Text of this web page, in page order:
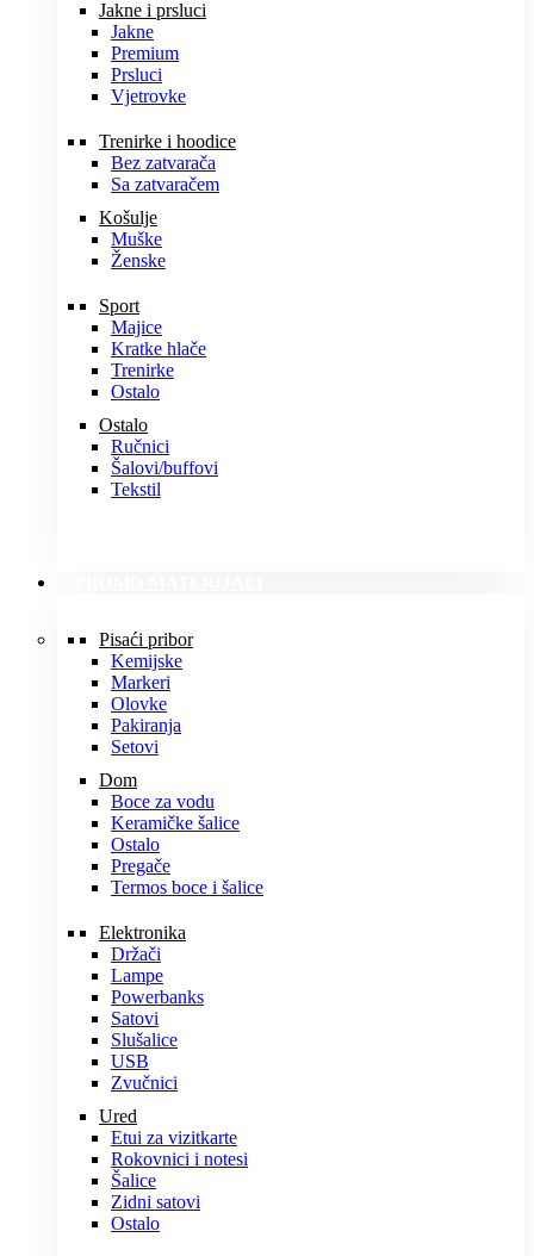
Jakne i prsluci
Jakne
Premium
Prsluci
Vjetrovke
Trenirke i hoodice
Bez zatvarača
Sa zatvaračem
Košulje
Muške
Ženske
Sport
Majice
Kratke hlače
Trenirke
Ostalo
Ostalo
Ručnici
Šalovi/buffovi
Tekstil
Pisaći pribor
Kemijske
Markeri
Olovke
Pakiranja
Setovi
Dom
Boce za vodu
Keramičke šalice
Ostalo
Pregače
Termos boce i šalice
Elektronika
Držači
Lampe
Powerbanks
Satovi
Slušalice
USB
Zvučnici
Ured
Etui za vizitkarte
Rokovnici i notesi
Šalice
Zidni satovi
Ostalo